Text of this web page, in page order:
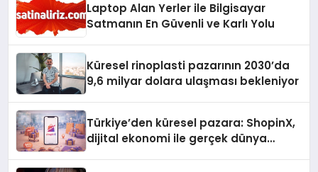
Laptop Alan Yerler ile Bilgisayar
Satmanın En Güvenli ve Karlı Yolu
Küresel rinoplasti pazarının 2030’da
9,6 milyar dolara ulaşması bekleniyor
Türkiye’den küresel pazara: ShopinX,
dijital ekonomi ile gerçek dünya